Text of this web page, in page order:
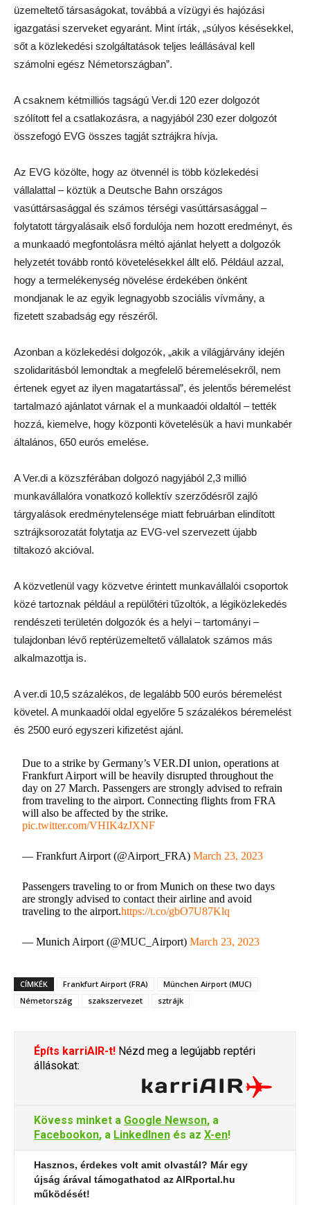
üzemeltető társaságokat, továbbá a vízügyi és hajózási
igazgatási szerveket egyaránt. Mint írták, „súlyos késésekkel,
sőt a közlekedési szolgáltatások teljes leállásával kell
számolni egész Németországban”.
A csaknem kétmilliós tagságú Ver.di 120 ezer dolgozót
szólított fel a csatlakozásra, a nagyjából 230 ezer dolgozót
összefogó EVG összes tagját sztrájkra hívja.
Az EVG közölte, hogy az ötvennél is több közlekedési
vállalattal – köztük a Deutsche Bahn országos
vasúttársasággal és számos térségi vasúttársasággal –
folytatott tárgyalásaik első fordulója nem hozott eredményt, és
a munkaadó megfontolásra méltó ajánlat helyett a dolgozók
helyzetét tovább rontó követelésekkel állt elő. Például azzal,
hogy a termelékenység növelése érdekében önként
mondjanak le az egyik legnagyobb szociális vívmány, a
fizetett szabadság egy részéről.
Azonban a közlekedési dolgozók, „akik a világjárvány idején
szolidaritásból lemondtak a megfelelő béremelésekről, nem
értenek egyet az ilyen magatartással”, és jelentős béremelést
tartalmazó ajánlatot várnak el a munkaadói oldaltól – tették
hozzá, kiemelve, hogy központi követelésük a havi munkabér
általános, 650 eurós emelése.
A Ver.di a közszférában dolgozó nagyjából 2,3 millió
munkavállalóra vonatkozó kollektív szerződésről zajló
tárgyalások eredménytelensége miatt februárban elindított
sztrájksorozatát folytatja az EVG-vel szervezett újabb
tiltakozó akcióval.
A közvetlenül vagy közvetve érintett munkavállalói csoportok
közé tartoznak például a repülőtéri tűzoltók, a légiközlekedés
rendészeti területén dolgozók és a helyi – tartományi –
tulajdonban lévő reptérüzemeltető vállalatok számos más
alkalmazottja is.
A ver.di 10,5 százalékos, de legalább 500 eurós béremelést
követel. A munkaadói oldal egyelőre 5 százalékos béremelést
és 2500 euró egyszeri kifizetést ajánl.
Due to a strike by Germany’s VER.DI union, operations at
Frankfurt Airport will be heavily disrupted throughout the
day on 27 March. Passengers are strongly advised to refrain
from traveling to the airport. Connecting flights from FRA
will also be affected by the strike.
pic.twitter.com/VHIK4zJXNF
— Frankfurt Airport (@Airport_FRA)March 23, 2023
Passengers traveling to or from Munich on these two days
are strongly advised to contact their airline and avoid
traveling to the airport.https://t.co/gbO7U87Klq
— Munich Airport (@MUC_Airport)March 23, 2023
CÍMKÉK Frankfurt Airport (FRA)
München Airport (MUC)
Németország
szakszervezet sztrájk
Építs karriAIR-t! Nézd meg a legújabb reptéri
állásokat:
Kövess minket a Google Newson, a
Facebookon, a LinkedInen és az X-en!
Hasznos, érdekes volt amit olvastál? Már egy
újság árával támogathatod az AIRportal.hu
működését!